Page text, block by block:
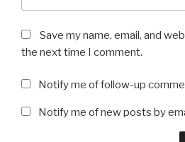
Save my name, email, and
the next time I comment.
Notify me of follow-up
Notify me of new posts by